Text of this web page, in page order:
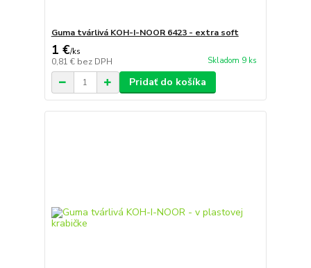
Guma tvárlivá KOH-I-NOOR 6423 - extra soft
1 €/ks
0,81 € bez DPH Skladom 9 ks
Pridať do košíka